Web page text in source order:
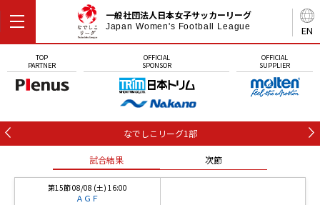
EN
一般社団法人日本女子サッカーリーグ
Japan Women's Football League
TOP
PARTNER
OFFICIAL
SPONSOR
OFFICIAL
SUPPLIER
なでしこリーグ1部
試合結果 次節
第15節 08/08 (土) 16:00
ＡＧＦ